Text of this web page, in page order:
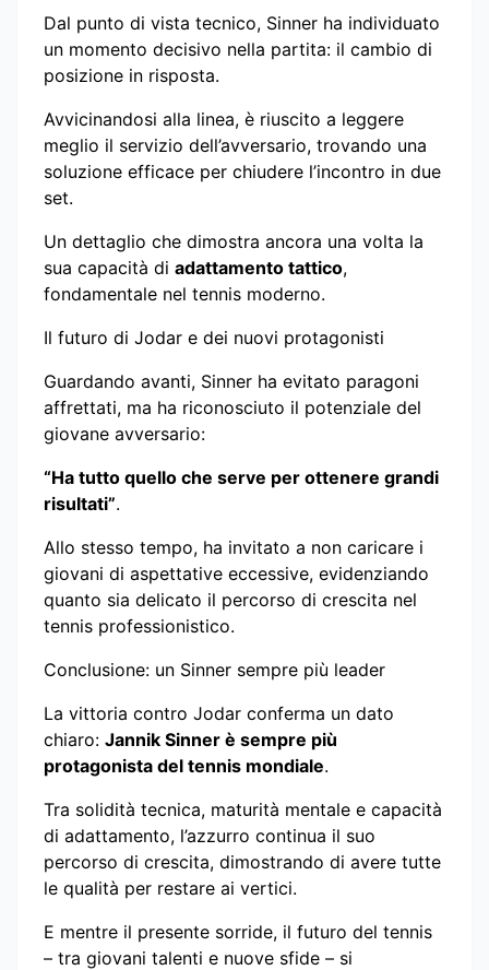
Dal punto di vista tecnico, Sinner ha individuato
un momento decisivo nella partita: il cambio di
posizione in risposta.
Avvicinandosi alla linea, è riuscito a leggere
meglio il servizio dell’avversario, trovando una
soluzione efficace per chiudere l’incontro in due
set.
Un dettaglio che dimostra ancora una volta la
sua capacità di adattamento tattico,
fondamentale nel tennis moderno.
Il futuro di Jodar e dei nuovi protagonisti
Guardando avanti, Sinner ha evitato paragoni
affrettati, ma ha riconosciuto il potenziale del
giovane avversario:
“Ha tutto quello che serve per ottenere grandi
risultati”.
Allo stesso tempo, ha invitato a non caricare i
giovani di aspettative eccessive, evidenziando
quanto sia delicato il percorso di crescita nel
tennis professionistico.
Conclusione: un Sinner sempre più leader
La vittoria contro Jodar conferma un dato
chiaro: Jannik Sinner è sempre più
protagonista del tennis mondiale.
Tra solidità tecnica, maturità mentale e capacità
di adattamento, l’azzurro continua il suo
percorso di crescita, dimostrando di avere tutte
le qualità per restare ai vertici.
E mentre il presente sorride, il futuro del tennis
– tra giovani talenti e nuove sfide – si